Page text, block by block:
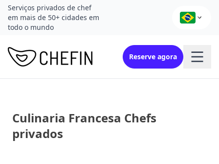
Serviços privados de chef
em mais de 50+ cidades em
todo o mundo
Reserve agora
Culinaria Francesa Chefs
privados